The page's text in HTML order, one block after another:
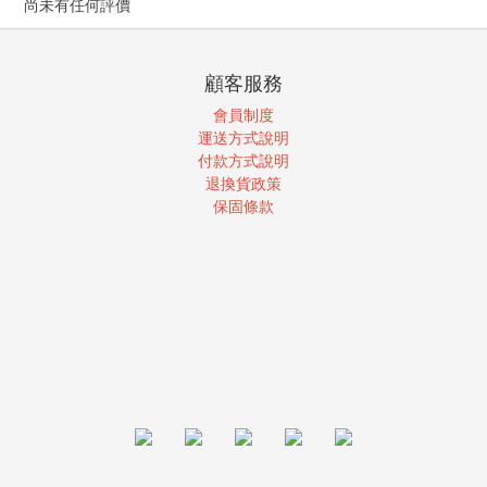
尚未有任何評價
顧客服務
會員制度
運送方式說明
付款方式說明
退換貨政策
保固條款